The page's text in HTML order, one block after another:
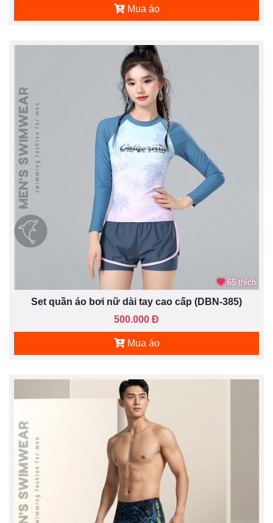
Mua áo
65 thích
Set quần áo bơi nữ dài tay cao cấp (DBN-385)
500.000 Đ
Mua áo